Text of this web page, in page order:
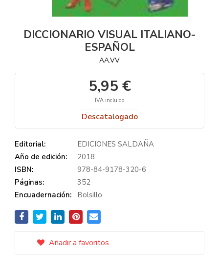
DICCIONARIO VISUAL ITALIANO-
ESPAÑOL
AA.VV
5,95 €
IVA incluido
Descatalogado
Editorial:
EDICIONES SALDAÑA
Año de edición:
2018
ISBN:
978-84-9178-320-6
Páginas:
352
Encuadernación:
Bolsillo
Añadir a favoritos